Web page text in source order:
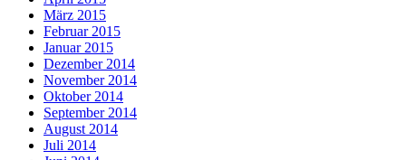
März 2015
Februar 2015
Januar 2015
Dezember 2014
November 2014
Oktober 2014
September 2014
August 2014
Juli 2014